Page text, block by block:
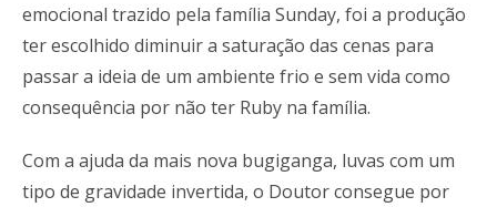
emocional trazido pela família Sunday, foi a produção
ter escolhido diminuir a saturação das cenas para
passar a ideia de um ambiente frio e sem vida como
consequência por não ter Ruby na família.
Com a ajuda da mais nova bugiganga, luvas com um
tipo de gravidade invertida, o Doutor consegue por